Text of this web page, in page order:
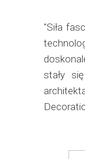
"Siła
stały